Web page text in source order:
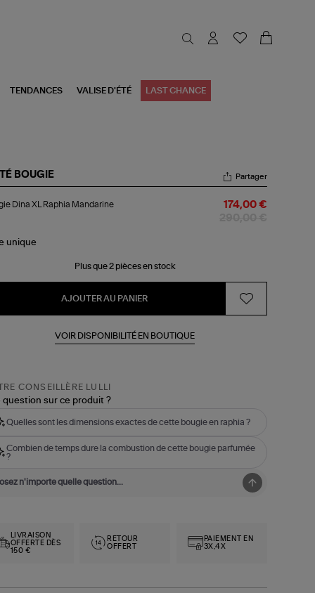
TENDANCES VALISE D'ÉTÉ LAST CHANCE
BOUGIE Partager
Dina XL Raphia Mandarine 174,00 €
unique
Plus que 2 pièces en stock
AJOUTER AU PANIER
VOIR DISPONIBILITÉ EN BOUTIQUE
CONSEILLÈRE LULLI
question sur ce produit ?
Quelles sont les dimensions exactes de cette bougie en raphia ?
Combien de temps dure la combustion de cette bougie parfumée
?
LIVRAISON
OFFERTE DÈS
150 €
RETOUR
OFFERT
PAIEMENT EN
3X,4X